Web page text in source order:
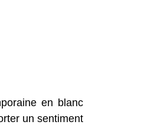
en blanc
un sentiment